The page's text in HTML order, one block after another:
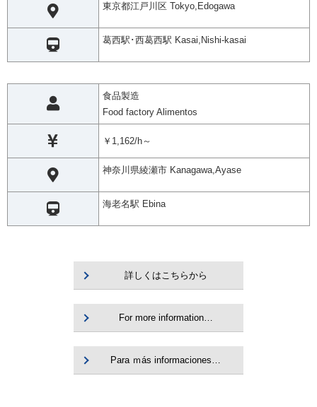
東京都江戸川区 Tokyo,Edogawa
葛西駅･西葛西駅 Kasai,Nishi-kasai
食品製造
Food factory Alimentos
￥1,162/h～
神奈川県綾瀬市 Kanagawa,Ayase
海老名駅 Ebina
詳しくはこちらから
For more information…
Para ｍás informaciones…